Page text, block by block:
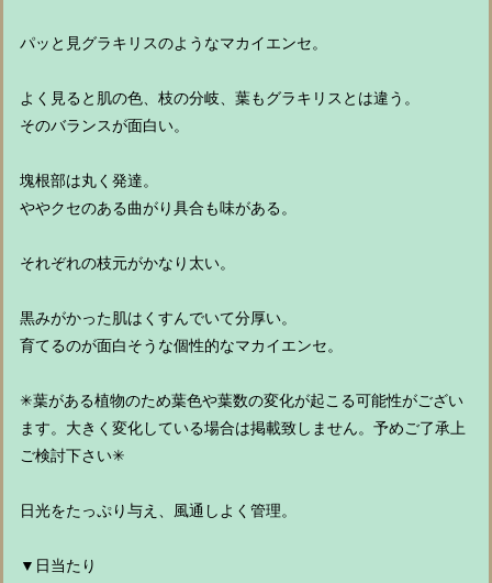
パッと見グラキリスのようなマカイエンセ。
よく見ると肌の色、枝の分岐、葉もグラキリスとは違う。
そのバランスが面白い。
塊根部は丸く発達。
ややクセのある曲がり具合も味がある。
それぞれの枝元がかなり太い。
黒みがかった肌はくすんでいて分厚い。
育てるのが面白そうな個性的なマカイエンセ。
✳︎葉がある植物のため葉色や葉数の変化が起こる可能性がござい
ます。大きく変化している場合は掲載致しません。予めご了承上
ご検討下さい✳︎
日光をたっぷり与え、風通しよく管理。
▼日当たり